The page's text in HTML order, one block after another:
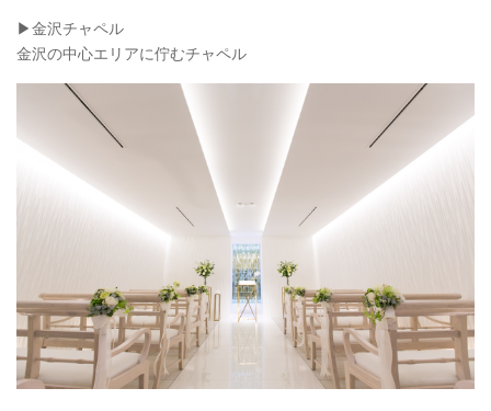
▶︎金沢チャペル
金沢の中心エリアに佇むチャペル